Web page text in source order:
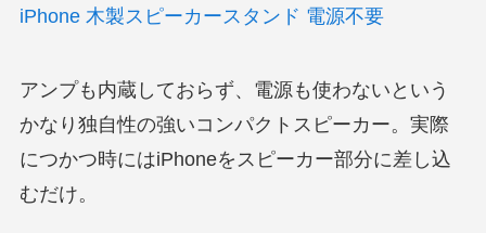
iPhone 木製スピーカースタンド 電源不要
アンプも内蔵しておらず、電源も使わないという
かなり独自性の強いコンパクトスピーカー。実際
につかつ時にはiPhoneをスピーカー部分に差し込
むだけ。